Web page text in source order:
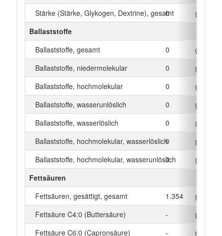
Stärke (Stärke, Glykogen, Dextrine), gesamt
0
g
Ballaststoffe
Ballaststoffe, gesamt
0
g
Ballaststoffe, niedermolekular
0
g
Ballaststoffe, hochmolekular
0
g
Ballaststoffe, wasserunlöslich
0
g
Ballaststoffe, wasserlöslich
0
g
Ballaststoffe, hochmolekular, wasserlöslich0
g
Ballaststoffe, hochmolekular, wasserunlöslich
0
g
Fettsäuren
Fettsäuren, gesättigt, gesamt
1.354
g
Fettsäure C4:0 (Buttersäure)
-
g
Fettsäure C6:0 (Capronsäure)
-
g